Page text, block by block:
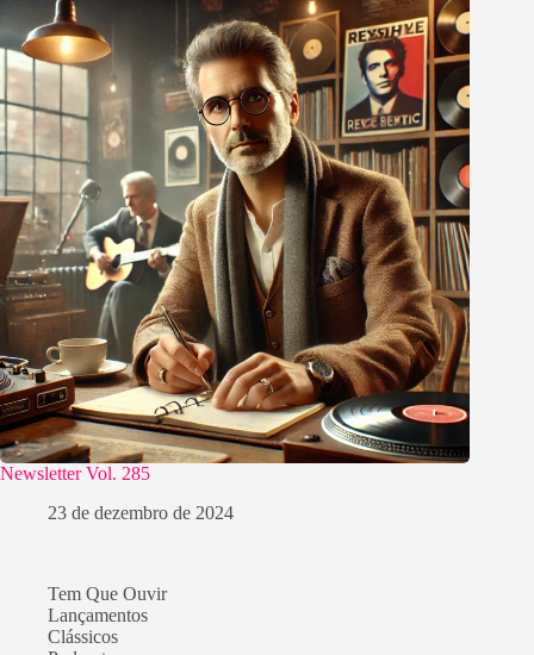
Newsletter Vol. 285
23 de dezembro de 2024
Tem Que Ouvir
Lançamentos
Clássicos